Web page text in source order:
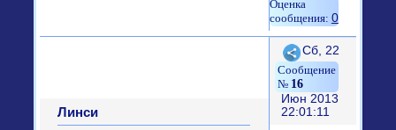
0
Поделиться
16
Сб, 22
Июн 2013
22:01:11
Линси